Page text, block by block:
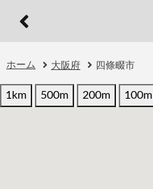
ホーム 大阪府 四條畷市
1km 500m 200m 100m